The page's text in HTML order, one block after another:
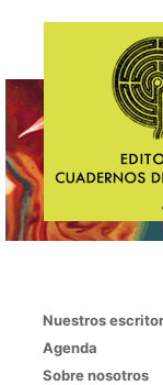
Nuestros
Agenda
Sobre nosotros